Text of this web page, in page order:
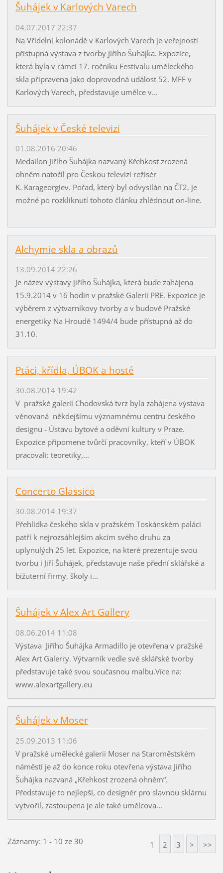
Šuhájek v Karlových Varech
04.07.2017 22:37
Na Vřídelní kolonádě v Karlových Varech je veřejnosti
přístupná výstava z tvorby Jiřího Šuhájka. Expozice,
která byla v rámci 17. ročníku Festivalu uměleckého
skla připravena jako doprovodná událost 52. MFF v
Karlových Varech, představuje umělce v...
Šuhájek v České televizi
01.08.2016 20:46
Medailon Jiřího Šuhájka nazvaný Křehkost zrozená
ohněm natočil pro Českou televizi režisér
K. Karageorgiev. Pořad, který byl odvysílán na ČT2, je
možné po rozkliknutí tohoto článku zhlédnout on-line.
Alchymie skla a obrazů
13.09.2014 22:26
Je název výstavy jiřího Šuhájka, která bude zahájena
15.9.2014 v 16 hodin v pražské Galerii PRE. Expozice je
výběrem z výtvarníkovy tvorby a v budově Pražské
energetiky Na Hroudě 1494/4 bude přístupná až do
31.10.
Ptáci, křídla, ÚBOK a hosté
30.08.2014 19:42
V pražské galerii Chodovská tvrz byla zahájena výstava
věnovaná někdejšímu významnému centru českého
designu - Ústavu bytové a oděvní kultury v Praze.
Expozice připomene tvůrčí pracovníky, kteří v ÚBOK
pracovali: teoretiky,...
Concerto Glassico
30.08.2014 19:37
Přehlídka českého skla v pražském Toskánském paláci
patří k nejrozsáhlejším akcím svého druhu za
uplynulých 25 let. Expozice, na které prezentuje svou
tvorbu i Jiří Šuhájek, představuje naše přední sklářské a
bižuterní firmy, školy i...
Šuhájek v Alex Art Gallery
08.06.2014 11:08
Výstava Jiřího Šuhájka Armadillo je otevřena v pražské
Alex Art Galerry. Výtvarník vedle své sklářské tvorby
představuje také svou současnou malbu.Více na:
www.alexartgallery.eu
Šuhájek v Moser
25.09.2013 11:06
V pražské umělecké galerii Moser na Staroměstském
náměstí je až do konce roku otevřena výstava Jiřího
Šuhájka nazvaná „Křehkost zrozená ohněm“.
Představuje to nejlepší, co designér pro slavnou sklárnu
vytvořil, zastoupena je ale také umělcova...
Záznamy: 1 - 10 ze 30 1 2 3 > >>